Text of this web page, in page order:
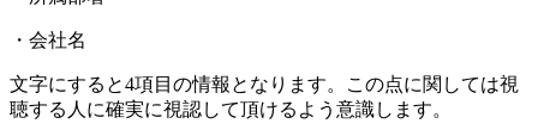
・会社名
文字にすると4項目の情報となります。この点に関しては視
聴する人に確実に視認して頂けるよう意識します。